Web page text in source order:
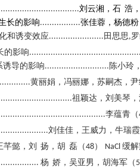
刘云湘，石 浩
长的影响.................张佳蓉，杨德
和诱变效应....................... 田思思,
的影响
诱导的影响........................... 陈小玲
黄丽娟，冯丽娜，苏嗣杰，
祖颖达，刘美琴
李蕴青（
刘佳佳，王威力，牛瑞
芊懿，刘 扬，胡 磊（48） NaCl 缓
杨 娇，吴亚男，胡海军（